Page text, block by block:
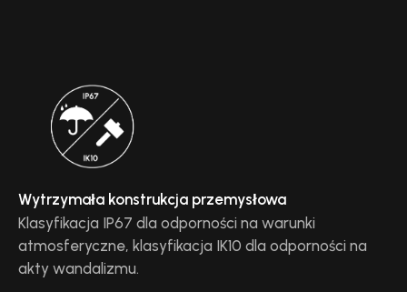
Wytrzymała konstrukcja przemysłowa
Klasyfikacja IP67 dla odporności na warunki
atmosferyczne, klasyfikacja IK10 dla odporności na
akty wandalizmu.